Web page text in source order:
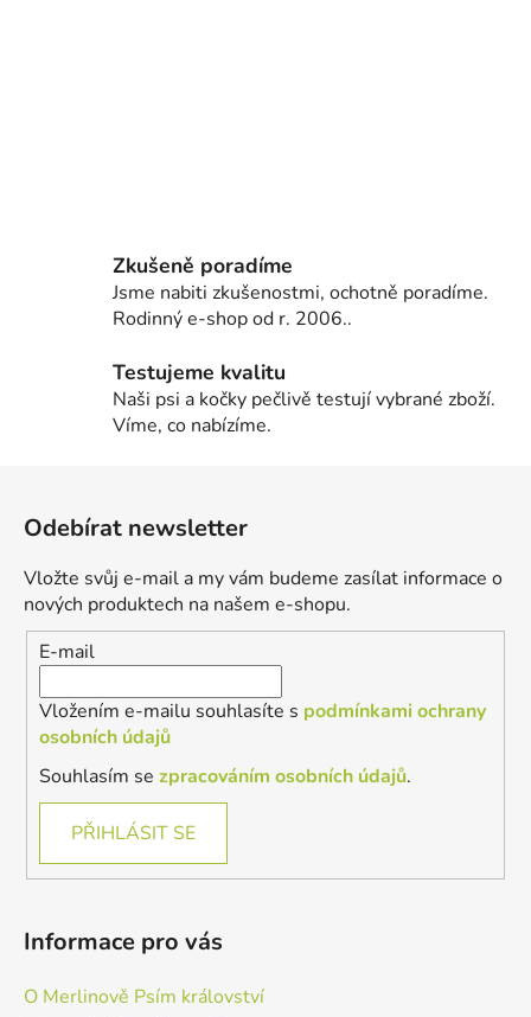
Zkušeně poradíme
Jsme nabiti zkušenostmi, ochotně poradíme.
Rodinný e-shop od r. 2006..
Testujeme kvalitu
Naši psi a kočky pečlivě testují vybrané zboží.
Víme, co nabízíme.
Odebírat newsletter
Vložte svůj e-mail a my vám budeme zasílat informace o
nových produktech na našem e-shopu.
E-mail
Vložením e-mailu souhlasíte s podmínkami ochrany
osobních údajů
Souhlasím se zpracováním osobních údajů.
PŘIHLÁSIT SE
Informace pro vás
O Merlinově Psím království